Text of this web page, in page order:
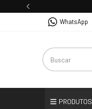
WhatsApp
PRODUTOS